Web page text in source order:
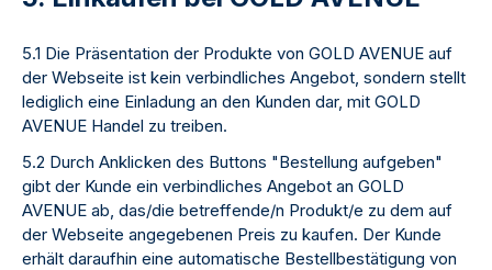
5.1 Die Präsentation der Produkte von GOLD AVENUE auf
der Webseite ist kein verbindliches Angebot, sondern stellt
lediglich eine Einladung an den Kunden dar, mit GOLD
AVENUE Handel zu treiben.
5.2 Durch Anklicken des Buttons "Bestellung aufgeben"
gibt der Kunde ein verbindliches Angebot an GOLD
AVENUE ab, das/die betreffende/n Produkt/e zu dem auf
der Webseite angegebenen Preis zu kaufen. Der Kunde
erhält daraufhin eine automatische Bestellbestätigung von